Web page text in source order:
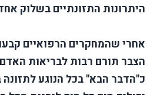
היתרונות התזונתיים בשלוק
אחרי שהמחקרים הרפואיים
הצבר תורם רבות לבריאות
כ"הדבר הבא" בכל הנוגע לתזונה